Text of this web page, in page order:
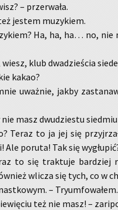
– prze­rwa­ła.
je­stem mu­zy­kiem.
Ha, ha, ha… no,
klub dwa­dzie­ścia
kakao?
uważ­nie, jakby
masz dwu­dzie­stu
Teraz to ja jej się
Ale po­ru­ta! Tak się
to się trak­tu­je bar­dziej
wli­cza się tych, co w
– Try­um­fo­wa­łem.
też nie masz! –